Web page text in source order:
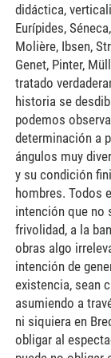
didáctica,
Eurípides,
Molière, Ibsen,
Genet, Pinter,
tratado
historia se
podemos
determinación a
ángulos muy
y su condición
hombres. Todos
intención que no
frivolidad, a la
obras algo
intención de
existencia, sean
asumiendo a
ni siquiera en
obligar al